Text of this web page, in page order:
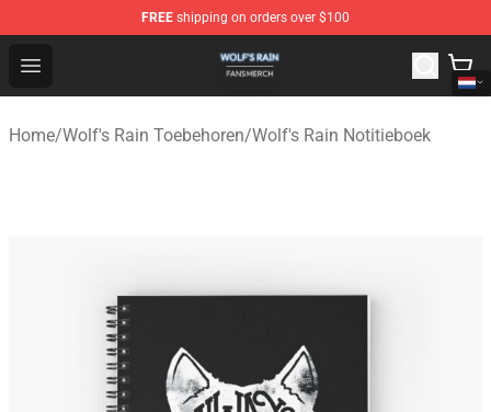
FREE shipping on orders over $100
Open menu
Wolf's Rain Shop - Official Wolf's Rain Merchandise Store
Home/Wolf's Rain Toebehoren/Wolf's Rain Notitieboek